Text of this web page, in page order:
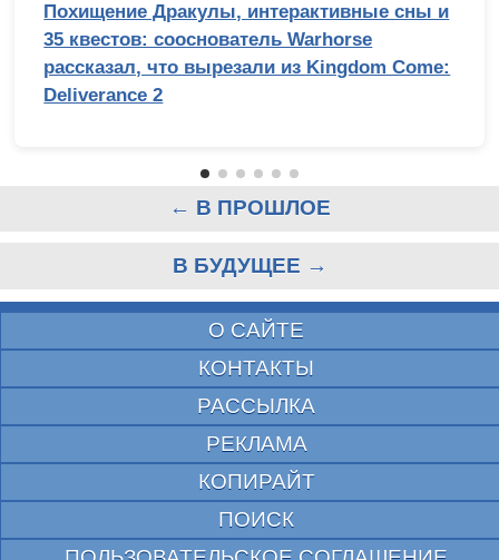
Похищение Дракулы, интерактивные сны и
35 квестов: сооснователь Warhorse
рассказал, что вырезали из Kingdom Come:
Deliverance 2
← В ПРОШЛОЕ
В БУДУЩЕЕ →
О САЙТЕ
КОНТАКТЫ
РАССЫЛКА
РЕКЛАМА
КОПИРАЙТ
ПОИСК